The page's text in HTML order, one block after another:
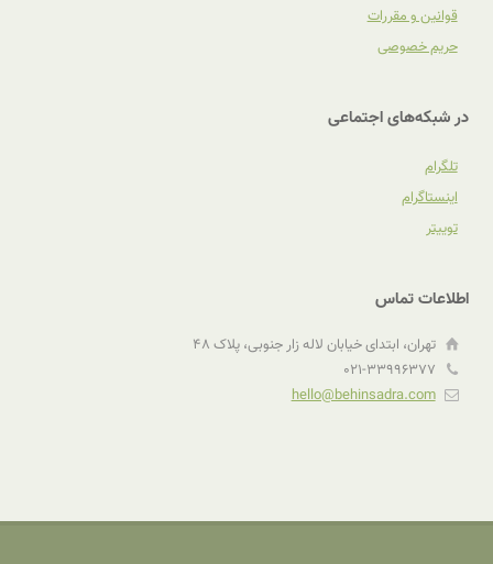
قوانین و مقررات
حریم خصوصی
در شبکه‌های اجتماعی
تلگرام
اینستاگرام
توییتر
اطلاعات تماس
تهران، ابتدای خیابان لاله زار جنوبی، پلاک ۴٨
۰۲۱-۳۳۹۹۶۳۷۷
hello@behinsadra.com